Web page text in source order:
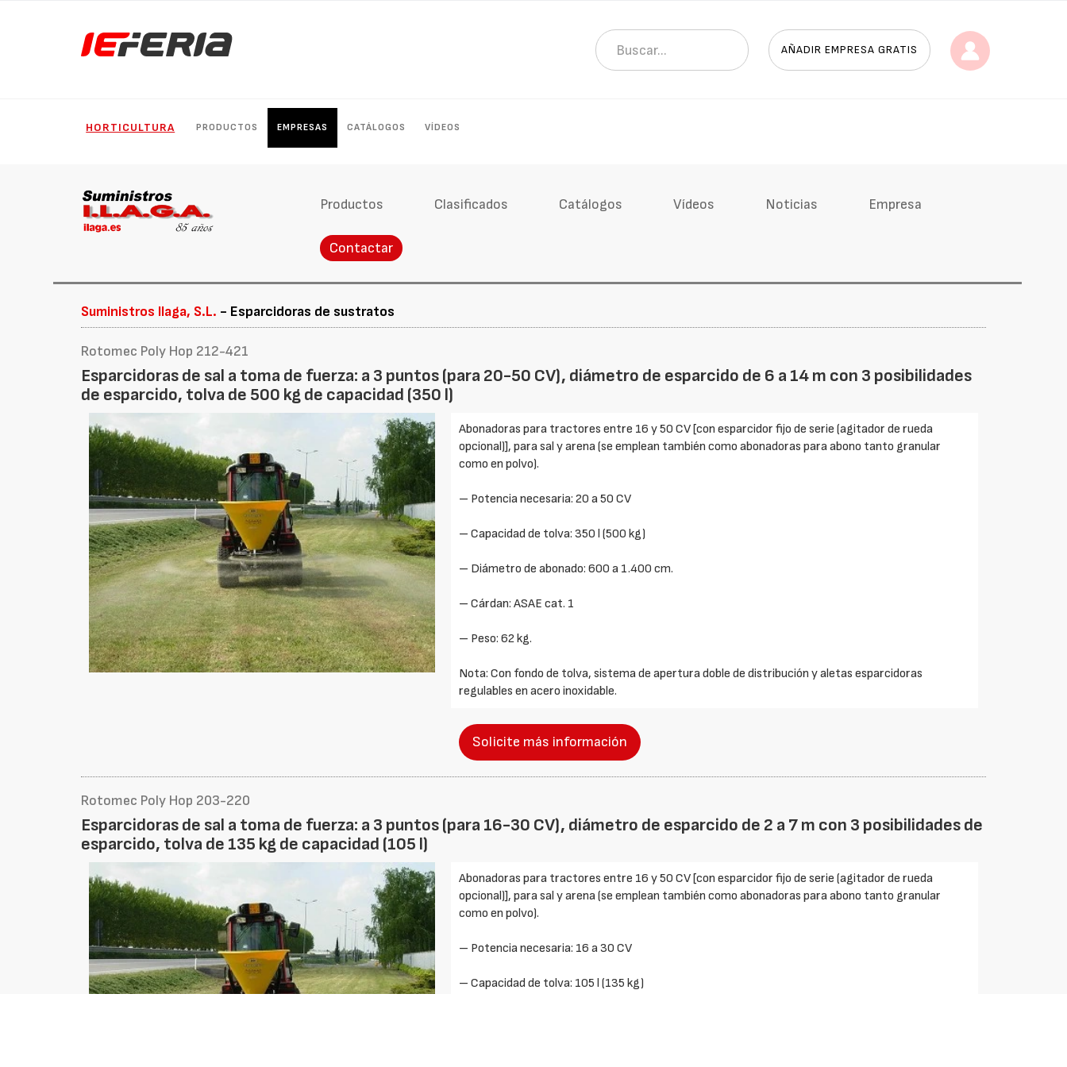
AÑADIR EMPRESA GRATIS
HORTICULTURA PRODUCTOS EMPRESAS CATÁLOGOS VÍDEOS
Productos Clasificados Catálogos Vídeos Noticias Empresa
Contactar
Suministros Ilaga, S.L. - Esparcidoras de sustratos
Rotomec Poly Hop 212-421
Esparcidoras de sal a toma de fuerza: a 3 puntos (para 20-50 CV), diámetro de esparcido de 6 a 14 m con 3 posibilidades
de esparcido, tolva de 500 kg de capacidad (350 l)
Abonadoras para tractores entre 16 y 50 CV [con esparcidor fijo de serie (agitador de rueda
opcional)], para sal y arena (se emplean también como abonadoras para abono tanto granular
como en polvo).
– Potencia necesaria: 20 a 50 CV
– Capacidad de tolva: 350 l (500 kg)
– Diámetro de abonado: 600 a 1.400 cm.
– Cárdan: ASAE cat. 1
– Peso: 62 kg.
Nota: Con fondo de tolva, sistema de apertura doble de distribución y aletas esparcidoras
regulables en acero inoxidable.
Solicite más información
Rotomec Poly Hop 203-220
Esparcidoras de sal a toma de fuerza: a 3 puntos (para 16-30 CV), diámetro de esparcido de 2 a 7 m con 3 posibilidades de
esparcido, tolva de 135 kg de capacidad (105 l)
Abonadoras para tractores entre 16 y 50 CV [con esparcidor fijo de serie (agitador de rueda
opcional)], para sal y arena (se emplean también como abonadoras para abono tanto granular
como en polvo).
– Potencia necesaria: 16 a 30 CV
– Capacidad de tolva: 105 l (135 kg)